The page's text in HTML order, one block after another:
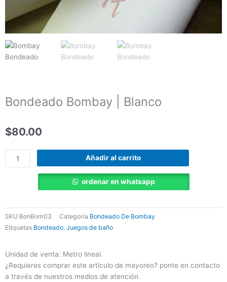
Bondeado Bombay | Blanco
$80.00
Bondeado
Bombay
Añadir al carrito
ordenar en whatsapp
SKU BonBom03 Categoría Bondeado De Bombay
Etiquetas Bondeado Juegos de baño
Unidad de venta: Metro lineal.
¿Requieres comprar este artículo de mayoreo? ponte en contacto
a través de nuestros medios de atención.